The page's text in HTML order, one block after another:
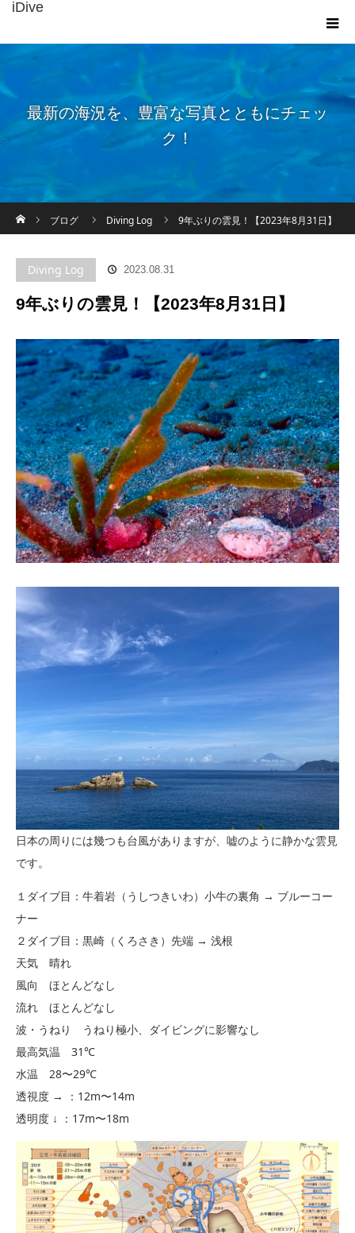
iDive
最新の海況を、豊富な写真とともにチェッ
ク！
ブログ
Diving Log 9年ぶりの雲見！【2023年8月31日】
Diving Log 2023.08.31
9年ぶりの雲見！【2023年8月31日】
日本の周りには幾つも台風がありますが、嘘のように静かな雲見
です。
１ダイブ目：牛着岩（うしつきいわ）小牛の裏角 → ブルーコー
ナー
２ダイブ目：黒崎（くろさき）先端 → 浅根
天気 晴れ
風向 ほとんどなし
流れ ほとんどなし
波・うねり うねり極小、ダイビングに影響なし
最高気温 31℃
水温 28〜29℃
透視度 → ：12m〜14m
透明度 ↓ ：17m〜18m